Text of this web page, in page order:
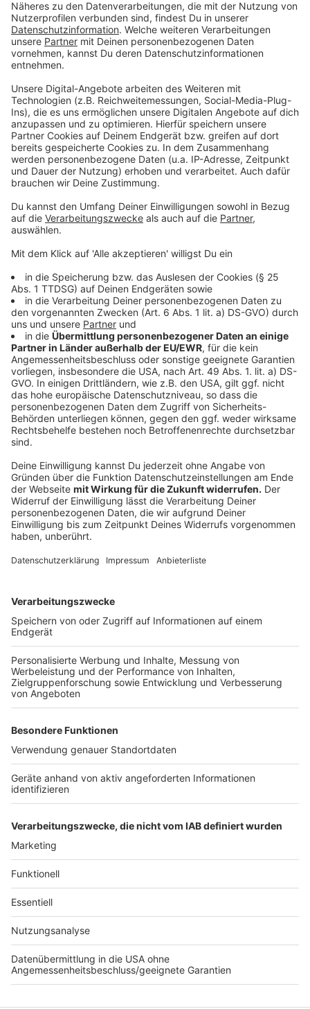
Anzeige
Scheuers Nachfolger Volker Wissing erklärte im
Amtsantritt über die akute Einsturzgefahr der
Rahmede Brücke informiert worden. Die Situation habe
ihn stark an frühere Brückenausfälle in Rheinland Pfalz
erinnert. Als Reaktion habe das
Bundesverkehrsministerium einen Brückengipfel
einberufen und neue Kriterien zur Priorisierung maroder
Ein Bürgergespräch in Lüdenscheid habe ihn besonders
bewegt. Die Verzweiflung der Menschen vor Ort sei
deutlich spürbar gewesen. Wissing sagte, er habe sich
nicht mit der Aufarbeitung der Vergangenheit
beschäftigt, sondern den Fokus auf einen schnellen
Neubau gelegt. Aus seiner Sicht sei dabei zügig
vorangekommen worden.
Anzeige
Neue Brücke soll noch vor Weihnachten
öffnen
Anzeige
Die neue Rahmede Talbrücke soll am 22. Dezember
für den Verkehr freigegeben werden und damit
deutlich früher als ursprünglich geplant. Der frühere
parlamentarische Staatssekretär Oliver Luksic führte
Anreize für schnelleres Bauen zurück. Gleichzeitig
anderen Projekten in Deutschland nicht erreicht
werde.
Die Sperrung der Brücke hatte massive Folgen für
Lüdenscheid und die Region. Seit Ende 2021 wird der
Verkehr über Umleitungsstrecken geführt. Täglich sind
davon rund 20.000 Fahrzeuge betroffen, darunter viele
Staus, Lärm, Abgase und hohe wirtschaftliche
Schäden, die sich nach Einschätzung der Industrie
Milliardensummen erreichen.
Autor: José Narciandi
Anzeige
Anzeige